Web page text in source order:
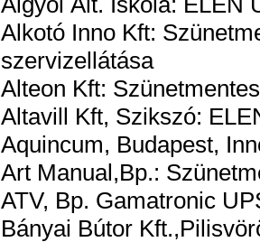
Alkotó Inno Kft:
szervizellátása
Alteon Kft:
Altavill Kft, Szikszó:
Aquincum, Budapest,
Art Manual,Bp.:
ATV, Bp. Gamatronic
Bányai Bútor